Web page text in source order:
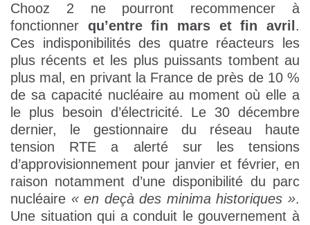
Chooz 2 ne pourront recommencer à
fonctionner qu’entre fin mars et fin avril .
Ces indisponibilités des quatre réacteurs les
plus récents et les plus puissants tombent au
plus mal, en privant la France de près de 10 %
de sa capacité nucléaire au moment où elle a
le plus besoin d’électricité. Le 30 décembre
dernier, le gestionnaire du réseau haute
tension RTE a alerté sur les tensions
d’approvisionnement pour janvier et février, en
raison notamment d’une disponibilité du parc
nucléaire « en deçà des minima historiques ».
Une situation qui a conduit le gouvernement à